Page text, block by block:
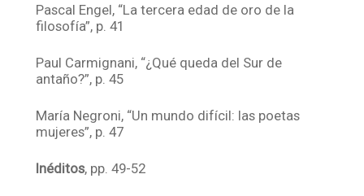
Pascal Engel, “La tercera edad de oro de la
filosofía”, p. 41
Paul Carmignani, “¿Qué queda del Sur de
antaño?”, p. 45
María Negroni, “Un mundo difícil: las poetas
mujeres”, p. 47
Inéditos, pp. 49-52